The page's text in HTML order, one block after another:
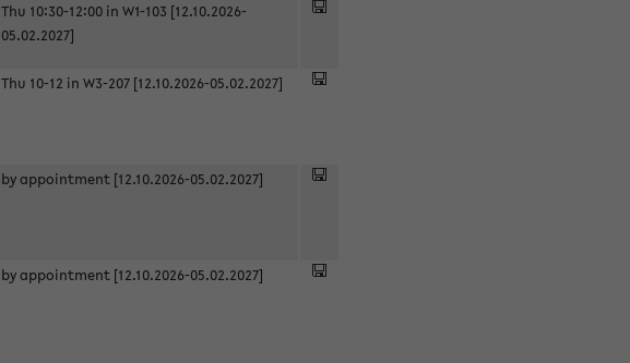
Thu 10:30-12:00 in W1-103 [12.10.2026-
05.02.2027]
Thu 10-12 in W3-207 [12.10.2026-05.02.2027]
by appointment [12.10.2026-05.02.2027]
by appointment [12.10.2026-05.02.2027]